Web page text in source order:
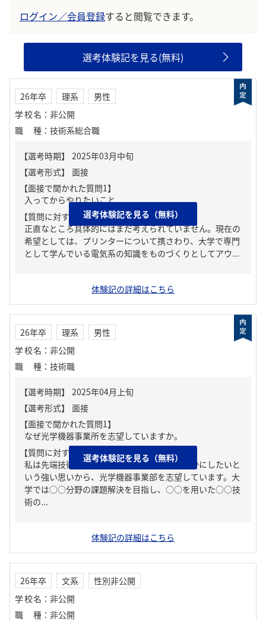
ログイン／会員登録すると閲覧できます。
選考体験記を見る(無料)
26年卒 理系
男性
学校名 ： 非公開
職種 ： 技術系総合職
【面接で聞かれた質問1】
入ってからやりたいこと
【質問に対する回答1】
正直なところ具体的にはまだ考えられていません。現在の
希望としては、プリンターについて携さわり、大学で専門
として学んでいる電気系の知識をものづくりとしてアウ...
選考体験記を見る（無料）
体験記の詳細はこちら
26年卒 理系
男性
学校名 ： 非公開
職種 ： 技術職
【面接で聞かれた質問1】
なぜ光学機器事業所を志望していますか。
【質問に対する回答1】
私は先端技術を活用して人々の生活をより豊かにしたいと
いう強い思いから、光学機器事業部を志望しています。大
学では○○分野の課題解決を目指し、○○を用いた○○技
術の...
選考体験記を見る（無料）
体験記の詳細はこちら
26年卒 文系
性別非公開
学校名 ： 非公開
職種 ： 非公開